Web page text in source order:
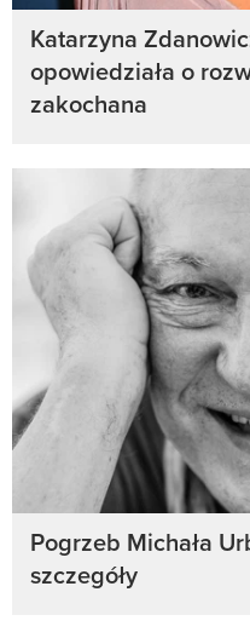
Katarzyna
opowiedziała o
zakochana
Pogrzeb Michała
szczegóły